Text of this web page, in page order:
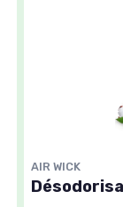
AIR WICK